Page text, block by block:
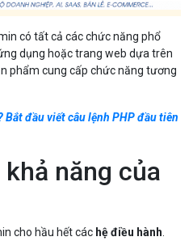
có tất cả các chức năng phổ
dụng hoặc trang web dựa trên
phẩm cung cấp chức năng tương
Bắt đầu viết câu lệnh PHP đầu tiên
năng của
cho hầu hết các hệ điều hành